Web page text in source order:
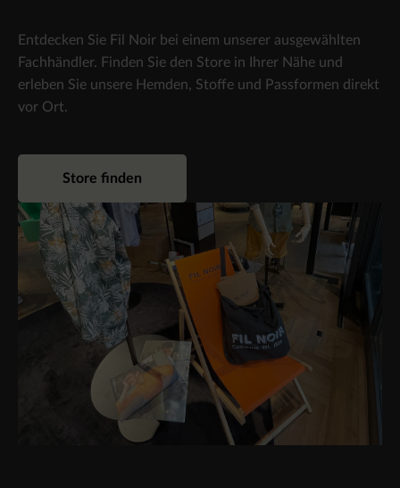
Entdecken Sie Fil Noir bei einem unserer ausgewählten
Fachhändler. Finden Sie den Store in Ihrer Nähe und
erleben Sie unsere Hemden, Stoffe und Passformen direkt
vor Ort.
Store finden